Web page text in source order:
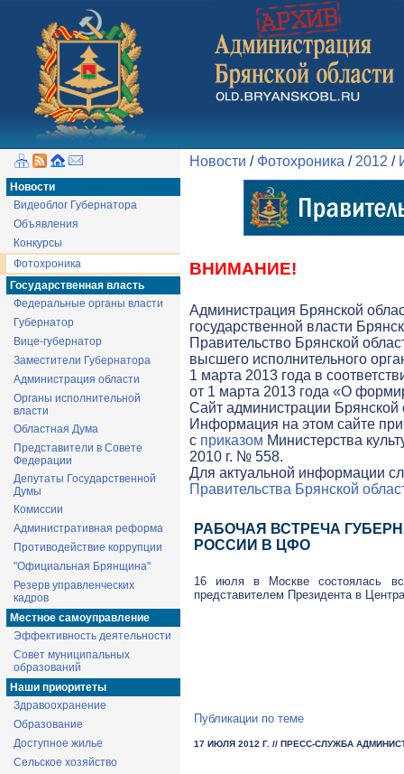
Новости
Видеоблог Губернатора
Объявления
Конкурсы
Фотохроника
Государственная власть
Федеральные органы власти
Губернатор
Вице-губернатор
Заместители Губернатора
Администрация области
Органы исполнительной
власти
Областная Дума
Представители в Совете
Федерации
Депутаты Государственной
Думы
Комиссии
Административная реформа
Противодействие коррупции
"Официальная Брянщина"
Резерв управленческих
кадров
Местное самоуправление
Эффективность деятельности
Совет муниципальных
образований
Наши приоритеты
Здравоохранение
Образование
Доступное жилье
Сельское хозяйство
Новости / Фотохроника / 2012 /
ВНИМАНИЕ!
Администрация Брянской
государственной власти
Правительство Брянской
высшего исполнительного
1 марта 2013 года в
от 1 марта 2013 года «О
Cайт администрации Брянской
Информация на этом сайте
с приказом Министерства
2010 г. № 558.
Для актуальной информации
Правительства Брянской
РАБОЧАЯ ВСТРЕЧА
РОССИИ В ЦФО
16 июля в Москве состоялась
представителем Президента в
Публикации по теме
17 ИЮЛЯ 2012 Г. // ПРЕСС-СЛУЖБА